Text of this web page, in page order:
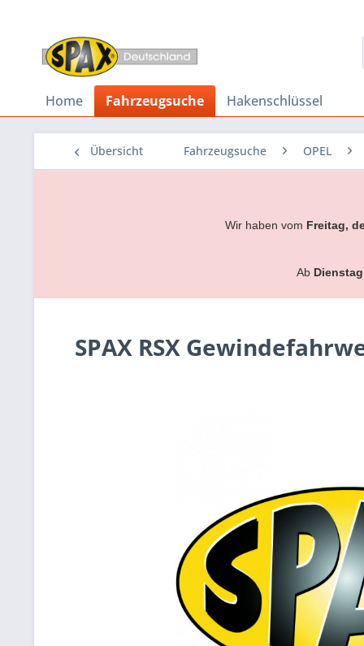
Home Fahrzeugsuche Hakenschlüssel
Übersicht Fahrzeugsuche OPEL
Wir haben vom Freitag,
Ab
SPAX RSX